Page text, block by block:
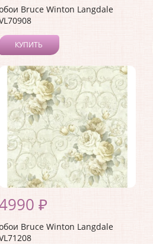
Bruce Winton Langdale
КУПИТЬ
₽
Bruce Winton Langdale